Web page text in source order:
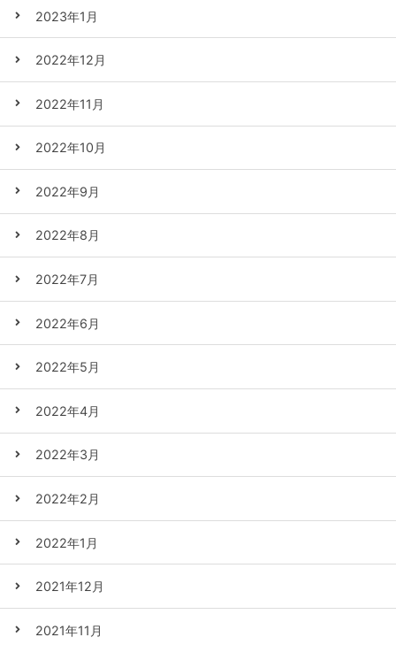
2023年1月
2022年12月
2022年11月
2022年10月
2022年9月
2022年8月
2022年7月
2022年6月
2022年5月
2022年4月
2022年3月
2022年2月
2022年1月
2021年12月
2021年11月